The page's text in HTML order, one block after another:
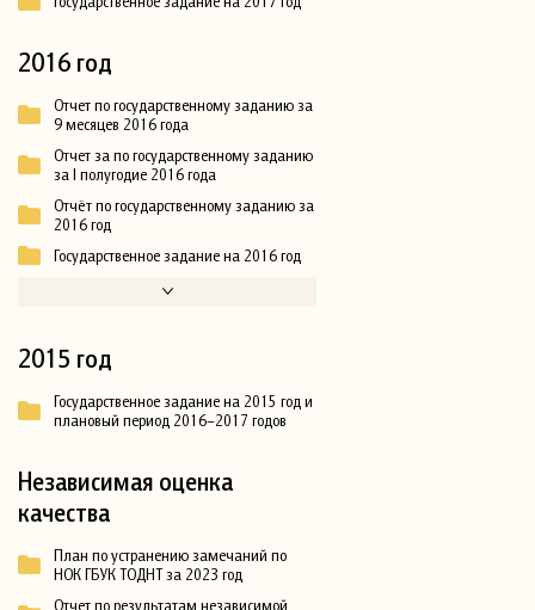
2016 год
Отчет по государственному заданию за
9 месяцев 2016 года
Отчет за по государственному заданию
за I полугодие 2016 года
Отчёт по государственному заданию за
2016 год
Государственное задание на 2016 год
2015 год
Государственное задание на 2015 год и
плановый период 2016–2017 годов
Независимая оценка
качества
План по устранению замечаний по
НОК ГБУК ТОДНТ за 2023 год
Отчет по результатам независимой